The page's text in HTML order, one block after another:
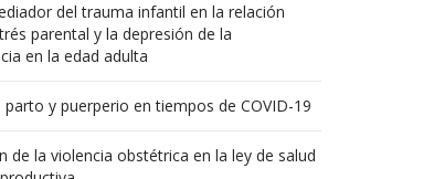
del trauma infantil en la relación
parental y la depresión de la
en la edad adulta
parto y puerperio en tiempos de COVID-19
de la violencia obstétrica en la ley de salud